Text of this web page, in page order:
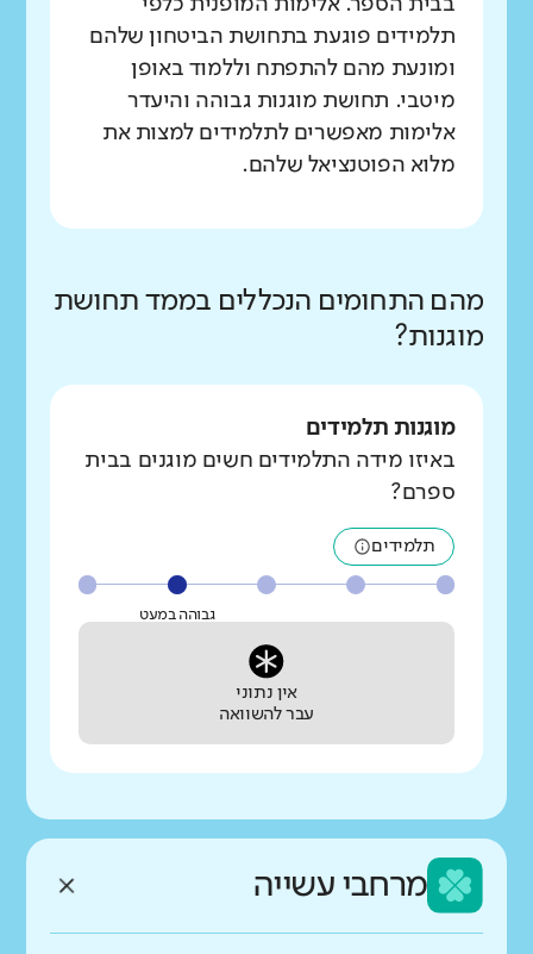
תלמידים פוגעת בתחושת הביטחון שלהם
ומונעת מהם להתפתח וללמוד באופן
מיטבי. תחושת מוגנות גבוהה והיעדר
אלימות מאפשרים לתלמידים למצות את
מלוא הפוטנציאל שלהם.
מהם התחומים הנכללים בממד תחושת
מוגנות?
מוגנות תלמידים
באיזו מידה התלמידים חשים מוגנים בבית
ספרם?
תלמידים
גבוהה במעט
אין נתוני
עבר להשוואה
מרחבי עשייה